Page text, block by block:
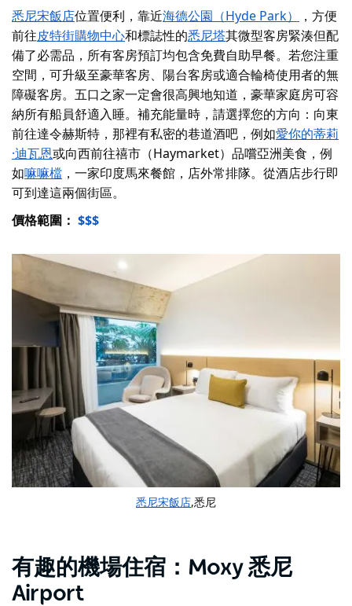
悉尼宋飯店位置便利，靠近海德公園（Hyde Park）
，方便
前往皮特街購物中心和標誌性的悉尼塔其微型客房緊湊但配
備了必需品，所有客房預訂均包含免費自助早餐。若您注重
空間，可升級至豪華客房、陽台客房或適合輪椅使用者的無
障礙客房。五口之家一定會很高興地知道，豪華家庭房可容
納所有船員舒適入睡。補充能量時，請選擇您的方向：向東
前往達令赫斯特，那裡有私密的巷道酒吧，例如愛你的蒂莉
·迪瓦恩或向西前往禧市（Haymarket）品嚐亞洲美食，例
如嘛嘛檔 ，一家印度馬來餐館，店外常排隊。從酒店步行即
可到達這兩個街區。
價格範圍： $$$
悉尼宋飯店,悉尼
有趣的機場住宿：Moxy 悉尼
Airport